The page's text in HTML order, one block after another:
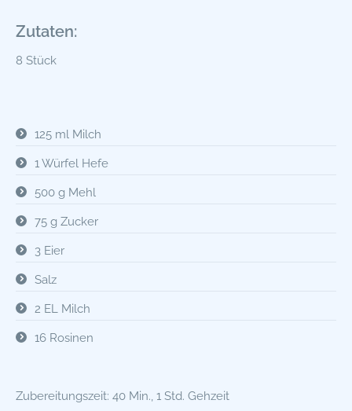
Zutaten:
8 Stück
125 ml Milch
1 Würfel Hefe
500 g Mehl
75 g Zucker
3 Eier
Salz
2 EL Milch
16 Rosinen
Zubereitungszeit: 40 Min., 1 Std. Gehzeit